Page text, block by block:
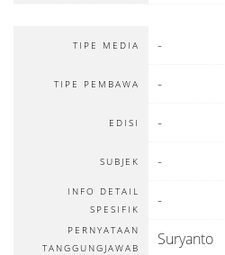
TIPE MEDIA -
TIPE PEMBAWA -
EDISI -
SUBJEK -
INFO DETAIL
SPESIFIK
-
PERNYATAAN
TANGGUNGJAWAB
Suryanto